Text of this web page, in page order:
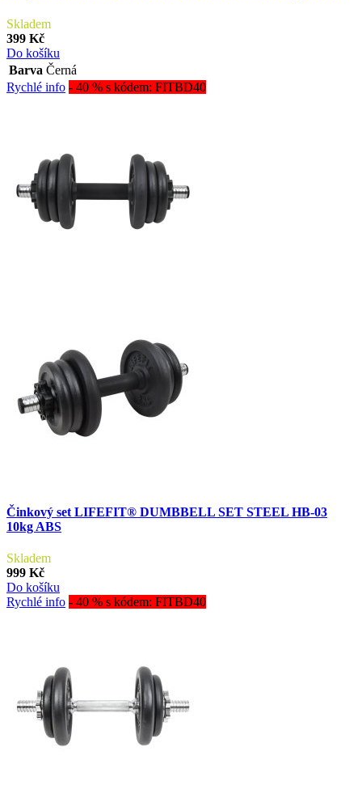
Skladem
399 Kč
Do košíku
Barva Černá
Rychlé info - 40 % s kódem: FITBD40
Činkový set LIFEFIT® DUMBBELL SET STEEL HB-03
10kg ABS
Skladem
999 Kč
Do košíku
Rychlé info - 40 % s kódem: FITBD40